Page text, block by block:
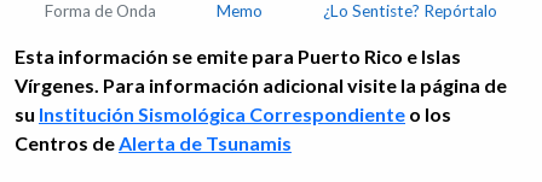
Forma de Onda Memo ¿Lo Sentiste? Repórtalo
Esta información se emite para Puerto Rico e Islas
Vírgenes. Para información adicional visite la página de
su Institución Sismológica Correspondiente o los
Centros deAlerta de Tsunamis